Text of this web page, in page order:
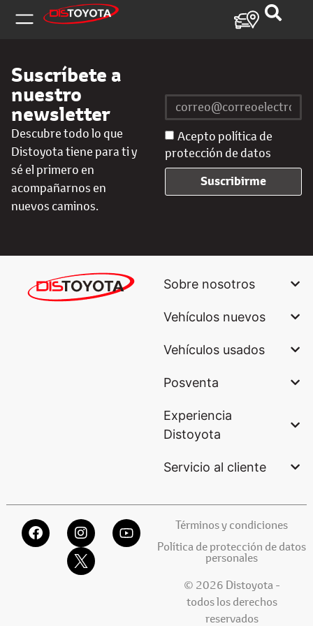
Suscríbete a
nuestro
newsletter
Descubre todo lo que
Distoyota tiene para ti y
sé el primero en
acompañarnos en
nuevos caminos.
Acepto política de
protección de datos
Suscribirme
Sobre nosotros
Vehículos nuevos
Vehículos usados
Posventa
Experiencia
Distoyota
Servicio al cliente
Términos y condiciones
Política de protección de datos
personales
© 2026 Distoyota -
todos los derechos
reservados